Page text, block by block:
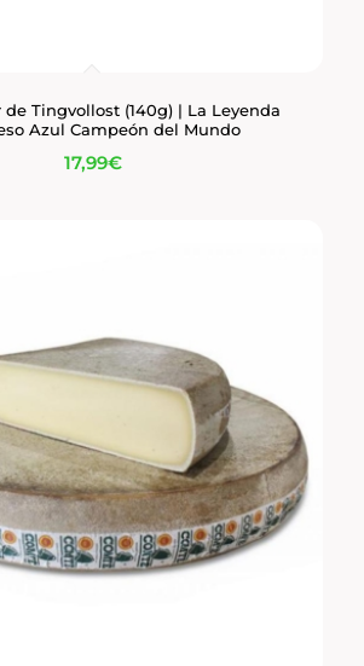
de Tingvollost (140g) | La Leyenda
Azul Campeón del Mundo
17,99€